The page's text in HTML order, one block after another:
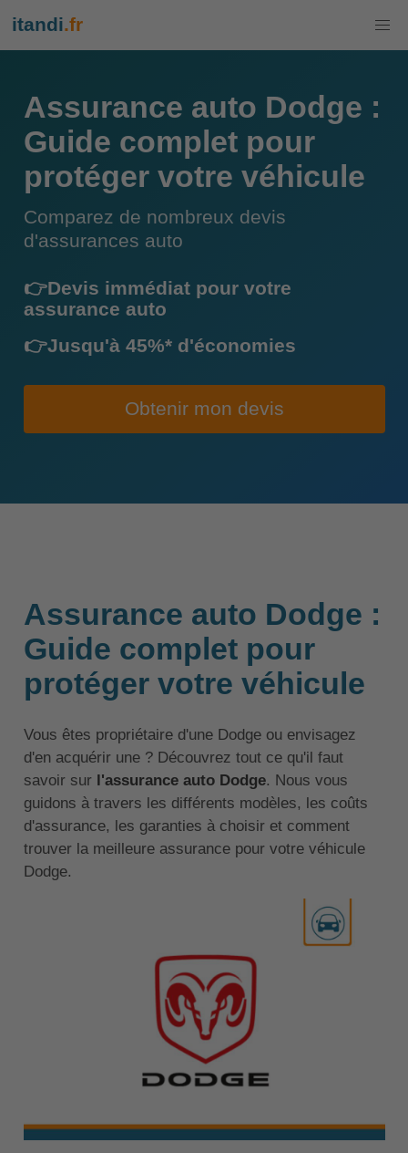
itandi.fr
Assurance auto Dodge :
Guide complet pour
protéger votre véhicule
Comparez de nombreux devis
d'assurances auto
👉Devis immédiat pour votre
assurance auto
👉Jusqu'à 45%* d'économies
Obtenir mon devis
Assurance auto Dodge :
Guide complet pour
protéger votre véhicule
Vous êtes propriétaire d'une Dodge ou envisagez
d'en acquérir une ? Découvrez tout ce qu'il faut
savoir sur l'assurance auto Dodge. Nous vous
guidons à travers les différents modèles, les coûts
d'assurance, les garanties à choisir et comment
trouver la meilleure assurance pour votre véhicule
Dodge.